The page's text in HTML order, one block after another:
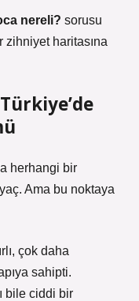
nereli? sorusu
zihniyet haritasına
herhangi bir
Ama bu noktaya
çok daha
sahipti.
bile ciddi bir